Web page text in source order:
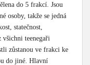
do 5 frakcí. Jsou
osoby, takže se jedná
statečnost,
teenegaři
zůstanou ve frakci ke
do jiné. Hlavní